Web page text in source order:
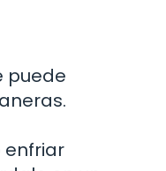
puede
enfriar